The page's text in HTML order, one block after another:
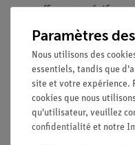
efficaces
énergétiques de 511,
Pour en savoir plus sur ...
Le rayonnementg
Paramètres
Nous utilisons des
essentiels, tandis que
site et votre expérience.
cookies que nous
qu'utilisateur, veuillez
confidentialité et notre